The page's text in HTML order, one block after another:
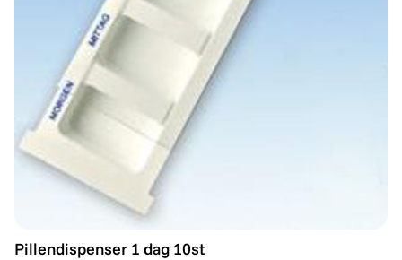
Pillendispenser 1 dag 10st
Pillendispenser 1 dag 10st